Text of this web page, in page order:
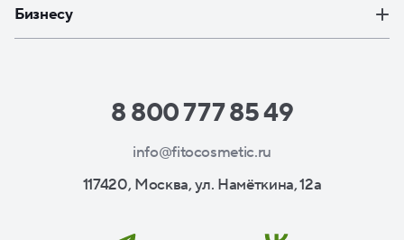
Бизнесу
8 800 777 85 49
info@fitocosmetic.ru
117420, Москва, ул. Намёткина, 12а